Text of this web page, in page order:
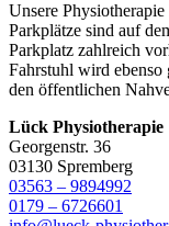
Unsere
Parkplätze sind auf
Parkplatz zahlreich
Fahrstuhl wird
den öffentlichen
Lück Physiotherapie
Georgenstr. 36
03130 Spremberg
03563 – 9894992
0179 – 6726601